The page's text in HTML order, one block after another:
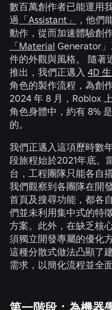
數百萬創作者已能運用
過 「Assistant」
，他們
動作，從而加速體驗創
「Material Generator
件的外觀與風格。 隨著
推出，我們正邁入 4D
角色的製作流程，為創
2024 年 8 月，Roblox
角色身體中，約有 8%
的。
我們正邁入這項歷時數
段旅程始於2021年底。
台，工程團隊只能各自
我們觀察到各團隊在開
首頁及搜尋功能，都各
們並未利用集中式的特
方案。此外，在缺乏核
須獨立開發專屬的優化
這種分散式做法凸顯了
需求，以簡化流程並全